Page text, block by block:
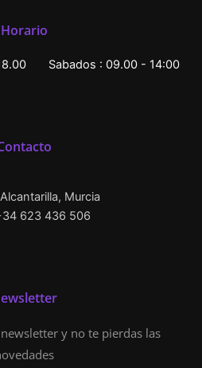
Horario
Sabados : 09.00 - 14:00
Murcia
623 436 506
y no te pierdas las